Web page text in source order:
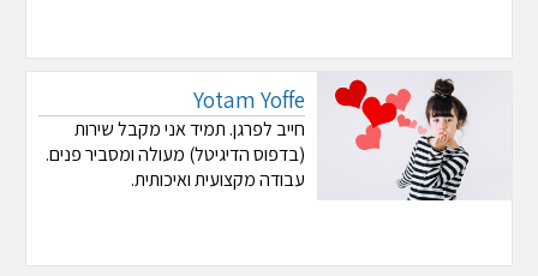
Yotam Yoffe
חייב לפרגן. תמיד אני מקבל שירות
(בדפוס הדיגיטל) מעולה ומסביר פנים.
עבודה מקצועית ואיכותית.